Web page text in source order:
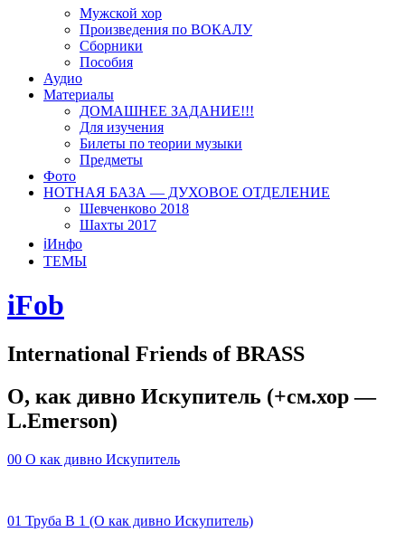
Мужской хор
Произведения по ВОКАЛУ
Сборники
Пособия
Аудио
Материалы
ДОМАШНЕЕ ЗАДАНИЕ!!!
Для изучения
Билеты по теории музыки
Предметы
Фото
НОТНАЯ БАЗА — ДУХОВОЕ ОТДЕЛЕНИЕ
Шевченково 2018
Шахты 2017
ℹ️Инфо
ТЕМЫ
iFob
International Friends of BRASS
О, как дивно Искупитель (+см.хор —
L.Emerson)
00 О как дивно Искупитель
01 Труба В 1 (О как дивно Искупитель)